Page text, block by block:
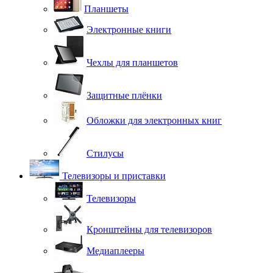
Планшеты
Электронные книги
Чехлы для планшетов
Защитные плёнки
Обложки для электронных книг
Стилусы
Телевизоры и приставки
Телевизоры
Кронштейны для телевизоров
Медиаплееры